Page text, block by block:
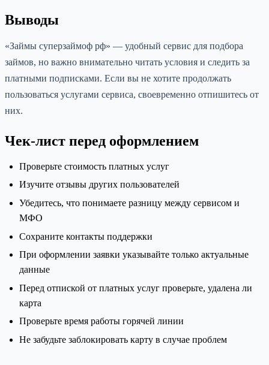
Выводы
«Займы суперзаймоф рф» — удобный сервис для подбора
займов, но важно внимательно читать условия и следить за
платными подписками. Если вы не хотите продолжать
пользоваться услугами сервиса, своевременно отпишитесь от
них.
Чек-лист перед оформлением
Проверьте стоимость платных услуг
Изучите отзывы других пользователей
Убедитесь, что понимаете разницу между сервисом и
МФО
Сохраните контакты поддержки
При оформлении заявки указывайте только актуальные
данные
Перед отпиской от платных услуг проверьте, удалена ли
карта
Проверьте время работы горячей линии
Не забудьте заблокировать карту в случае проблем